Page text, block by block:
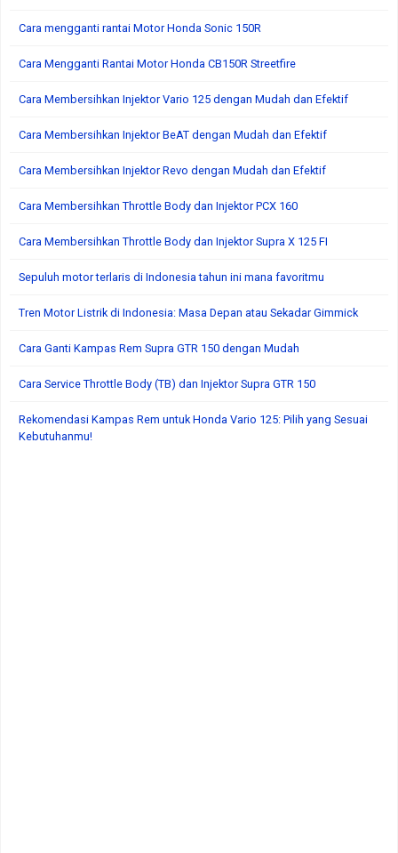
Cara mengganti rantai Motor Honda Sonic 150R
Cara Mengganti Rantai Motor Honda CB150R Streetfire
Cara Membersihkan Injektor Vario 125 dengan Mudah dan Efektif
Cara Membersihkan Injektor BeAT dengan Mudah dan Efektif
Cara Membersihkan Injektor Revo dengan Mudah dan Efektif
Cara Membersihkan Throttle Body dan Injektor PCX 160
Cara Membersihkan Throttle Body dan Injektor Supra X 125 FI
Sepuluh motor terlaris di Indonesia tahun ini mana favoritmu
Tren Motor Listrik di Indonesia: Masa Depan atau Sekadar Gimmick
Cara Ganti Kampas Rem Supra GTR 150 dengan Mudah
Cara Service Throttle Body (TB) dan Injektor Supra GTR 150
Rekomendasi Kampas Rem untuk Honda Vario 125: Pilih yang Sesuai
Kebutuhanmu!